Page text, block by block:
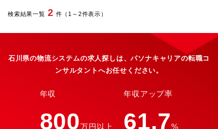
画・メタデータ・リンク等 あらゆるマルチメディアに対応した
電子出版物プラットフォームです。独自フォーマットをあらゆる
https://solutions.ostechnology.co.jp/datadog.html運用監視のす
べてを解決する統合サービスです。運用監視業務の品質向上とコ
の世界的リーダーとなっています。【同社の魅力】■業界最大規
開発事業を行っている会社で日本最大規模の企業です。(特派の会
造系、機電系など..)も行っており、個人の経験・希望に合わせた
る方が講師として、社員への技術継承をしていきます。(2014年入
社男性50代)更なる当社の技術力の底上げを目指し、2022年1月に
れ、機電エンジニアの設計や生産技術に関する教育が受けられる
体制を整えています。■工夫・改善・挑戦する社風エンジニアがや
りたい方向へ進んでいける会社です。当社エンジニアの平均年齢
は若く、入社して間もない社員でも会社事業に直結するような大
きなプロジェクトに携われる環境があります。エンジニアとして
動し新事業をスタートするなど、自身のやりたい方向へ進むこと
トした事例もございます
検索結果一覧 2 件（1～2件表示）
石川県の物流システムの求人探しは、パソナキャリアの転職コ
ンサルタントへお任せください。
年収
800万円以上
年収アップ率
61.7%